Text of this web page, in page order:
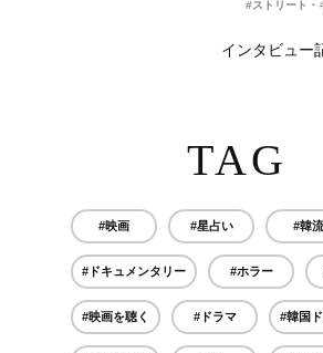
#ストリート・
インタビュー
TAG
#映画 #星占い #韓流
#ドキュメンタリー #ホラー
#映画を聴く #ドラマ #韓国